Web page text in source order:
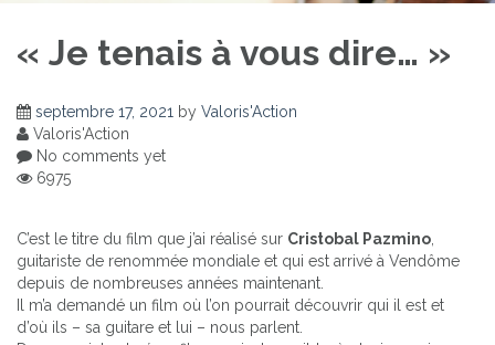
« Je tenais à vous dire… »
septembre 17, 2021 by Valoris'Action
Valoris'Action
No comments yet
6975
C’est le titre du film que j’ai réalisé sur Cristobal Pazmino,
guitariste de renommée mondiale et qui est arrivé à Vendôme
depuis de nombreuses années maintenant.
Il m’a demandé un film où l’on pourrait découvrir qui il est et
d’où ils – sa guitare et lui – nous parlent.